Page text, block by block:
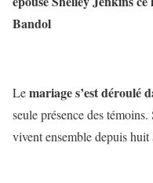
Bandol
Lemariage s’est déroulé
seule présence des
vivent ensemble depuis huit